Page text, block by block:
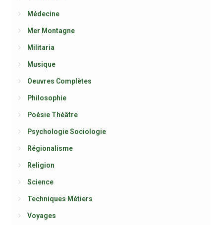
Médecine
Mer Montagne
Militaria
Musique
Oeuvres Complètes
Philosophie
Poésie Théâtre
Psychologie Sociologie
Régionalisme
Religion
Science
Techniques Métiers
Voyages